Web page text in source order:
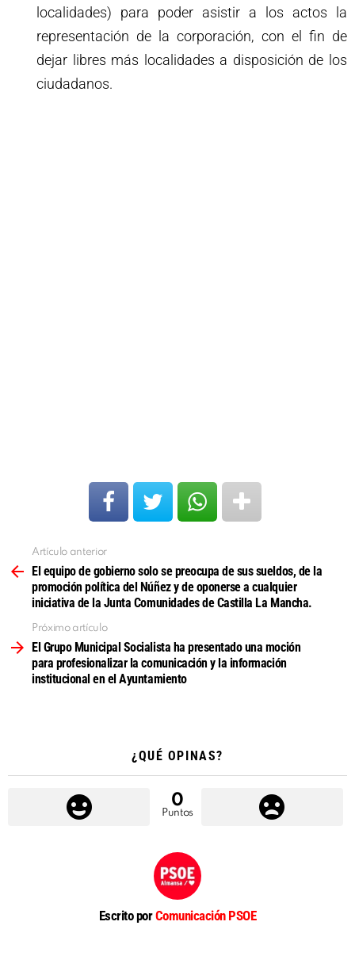
localidades) para poder asistir a los actos la
representación de la corporación, con el fin de
dejar libres más localidades a disposición de los
ciudadanos.
más
Artículo anterior
El equipo de gobierno solo se preocupa de sus sueldos, de la
promoción política del Núñez y de oponerse a cualquier
iniciativa de la Junta Comunidades de Castilla La Mancha.
Próximo artículo
El Grupo Municipal Socialista ha presentado una moción
para profesionalizar la comunicación y la información
institucional en el Ayuntamiento
¿QUÉ OPINAS?
0
Puntos
Escrito porComunicación PSOE